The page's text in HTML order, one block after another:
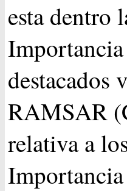
esta dentro
destacados
RAMSAR
relativa a